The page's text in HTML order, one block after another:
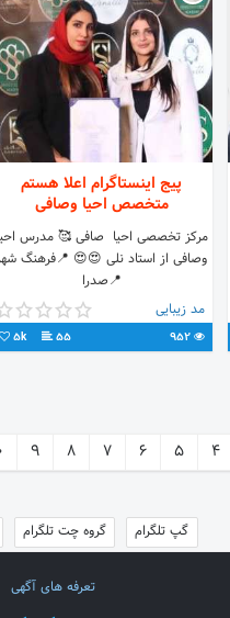
پیج اینستاگرام اعلا هستم
متخصص احیا وصافی
مرکز تخصصی احیا ‌ صافی 🥰 مدرس
وصافی از استاد نلی 😍😍 📍فرهنگ
📍صدرا
مد زیبایی
952
55
5k
4
5
6
7
8
9
گپ تلگرام گروه چت تلگرام
تعرفه های آگهی